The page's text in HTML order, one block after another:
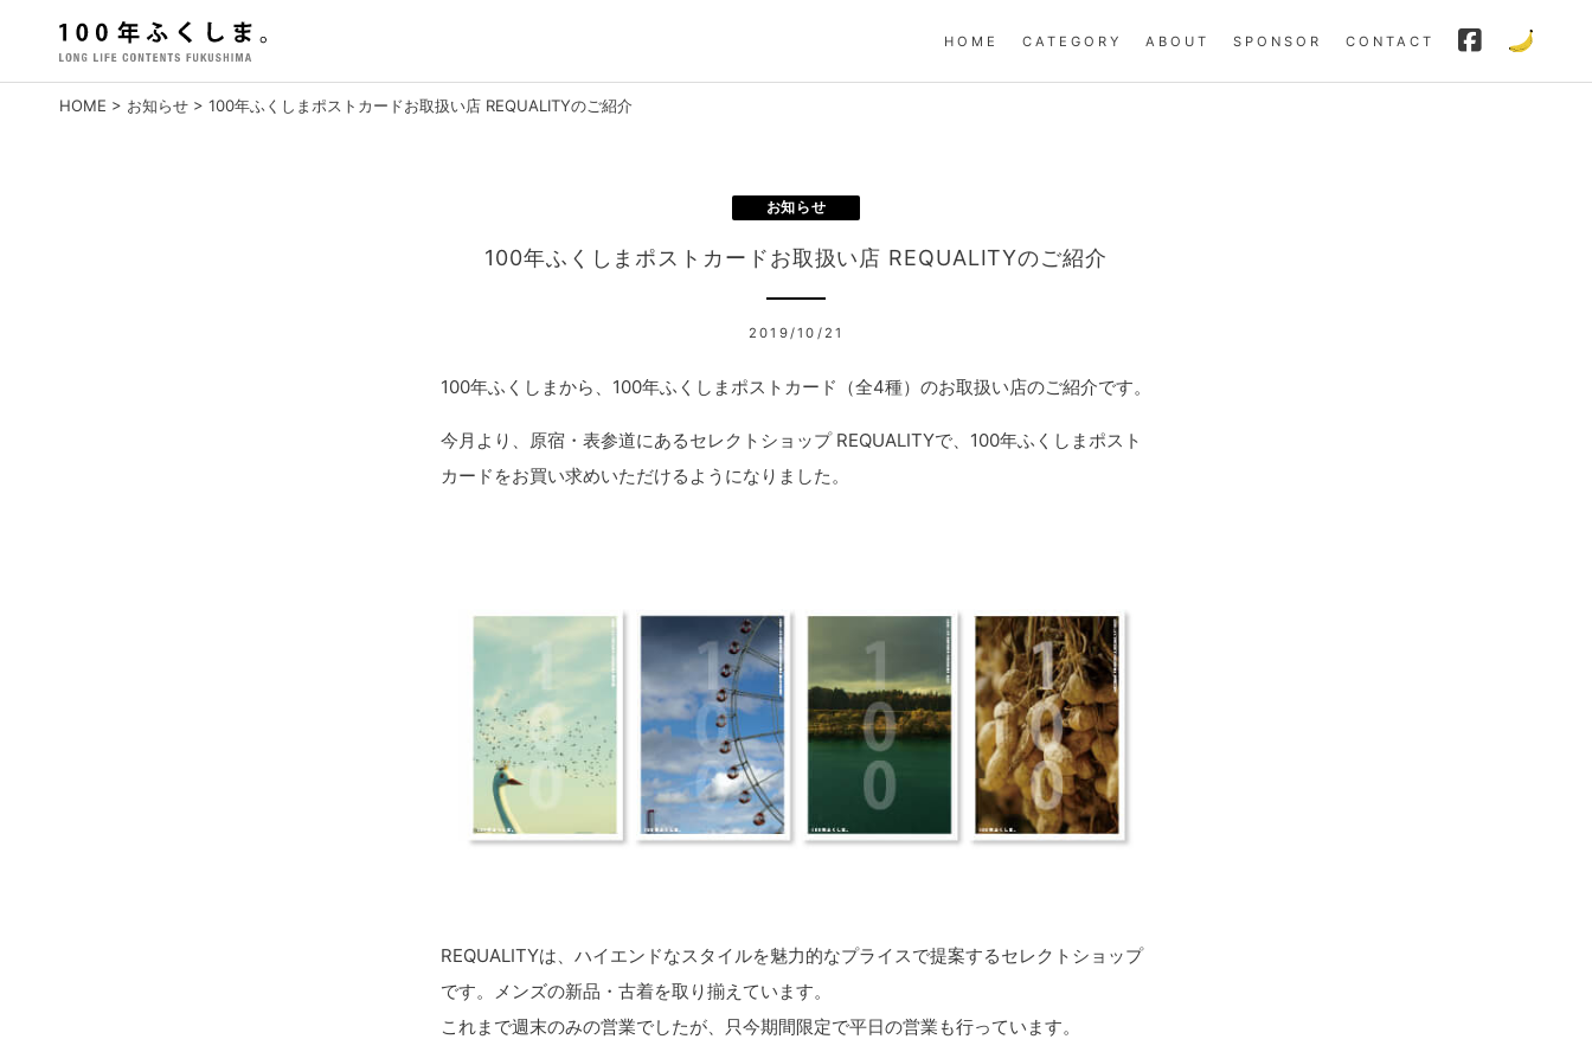
content
HOME CATEGORY ABOUT SPONSOR CONTACT
HOME > お知らせ > 100年ふくしまポストカードお取扱い店 REQUALITYのご紹介
お知らせ
100年ふくしまポストカードお取扱い店 REQUALITYのご紹介
2019/10/21
100年ふくしまから、100年ふくしまポストカード（全4種）のお取扱い店のご紹介です。
今月より、原宿・表参道にあるセレクトショップ REQUALITYで、100年ふくしまポスト
カードをお買い求めいただけるようになりました。
REQUALITYは、ハイエンドなスタイルを魅力的なプライスで提案するセレクトショップ
です。メンズの新品・古着を取り揃えています。
これまで週末のみの営業でしたが、只今期間限定で平日の営業も行っています。